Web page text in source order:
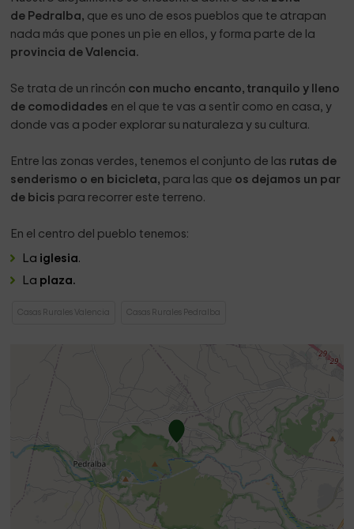
de Pedralba, que es uno de esos pueblos que te atrapan
nada más que pones un pie en ellos, y forma parte de la
provincia de Valencia.
Se trata de un rincón con mucho encanto, tranquilo y lleno
de comodidades en el que te vas a sentir como en casa, y
donde vas a poder explorar su naturaleza y su cultura.
Entre las zonas verdes, tenemos el conjunto de las rutas de
senderismo o en bicicleta, para las que os dejamos un par
de bicis para recorrer este terreno.
En el centro del pueblo tenemos:
La iglesia.
La plaza.
Casas Rurales Valencia Casas Rurales Pedralba